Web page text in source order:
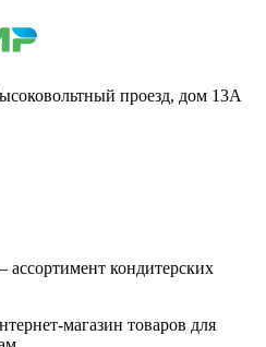
проезд, дом 13А
кондитерских
магазин товаров для